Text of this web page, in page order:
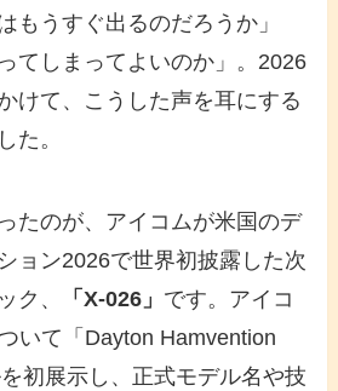
もうすぐ出るのだろうか」
てしまってよいのか」。2026
けて、こうした声を耳にする
た。
たのが、アイコムが米国のデ
ョン2026で世界初披露した次
ク、
「X-026」 です。アイコ
いて「Dayton Hamvention
初展示し、正式モデル名や技